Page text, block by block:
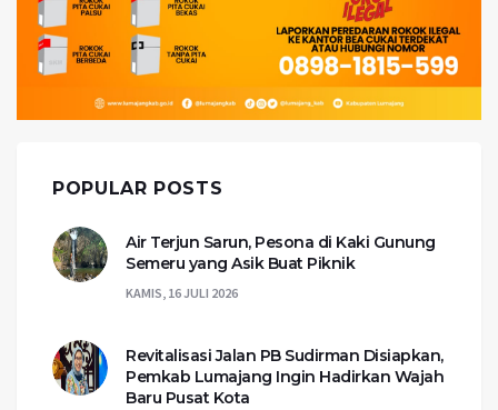
POPULAR POSTS
Air Terjun Sarun, Pesona di Kaki Gunung
Semeru yang Asik Buat Piknik
KAMIS, 16 JULI 2026
Revitalisasi Jalan PB Sudirman Disiapkan,
Pemkab Lumajang Ingin Hadirkan Wajah
Baru Pusat Kota